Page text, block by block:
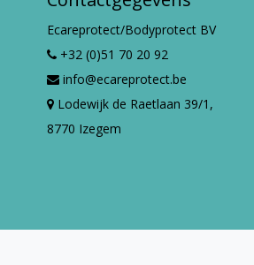
Ecareprotect/Bodyprotect BV
+32 (0)51 70 20 92
info@ecareprotect.be
Lodewijk de Raetlaan 39/1,
8770 Izegem